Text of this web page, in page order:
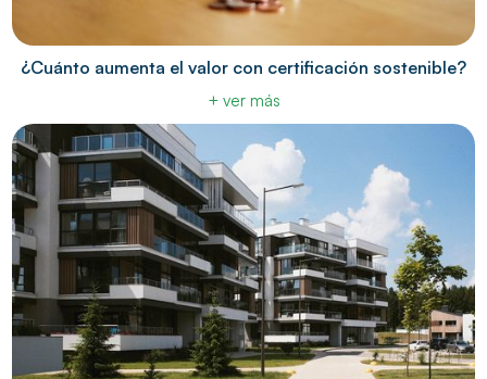
¿Cuánto aumenta el valor con certificación sostenible?
+ ver más